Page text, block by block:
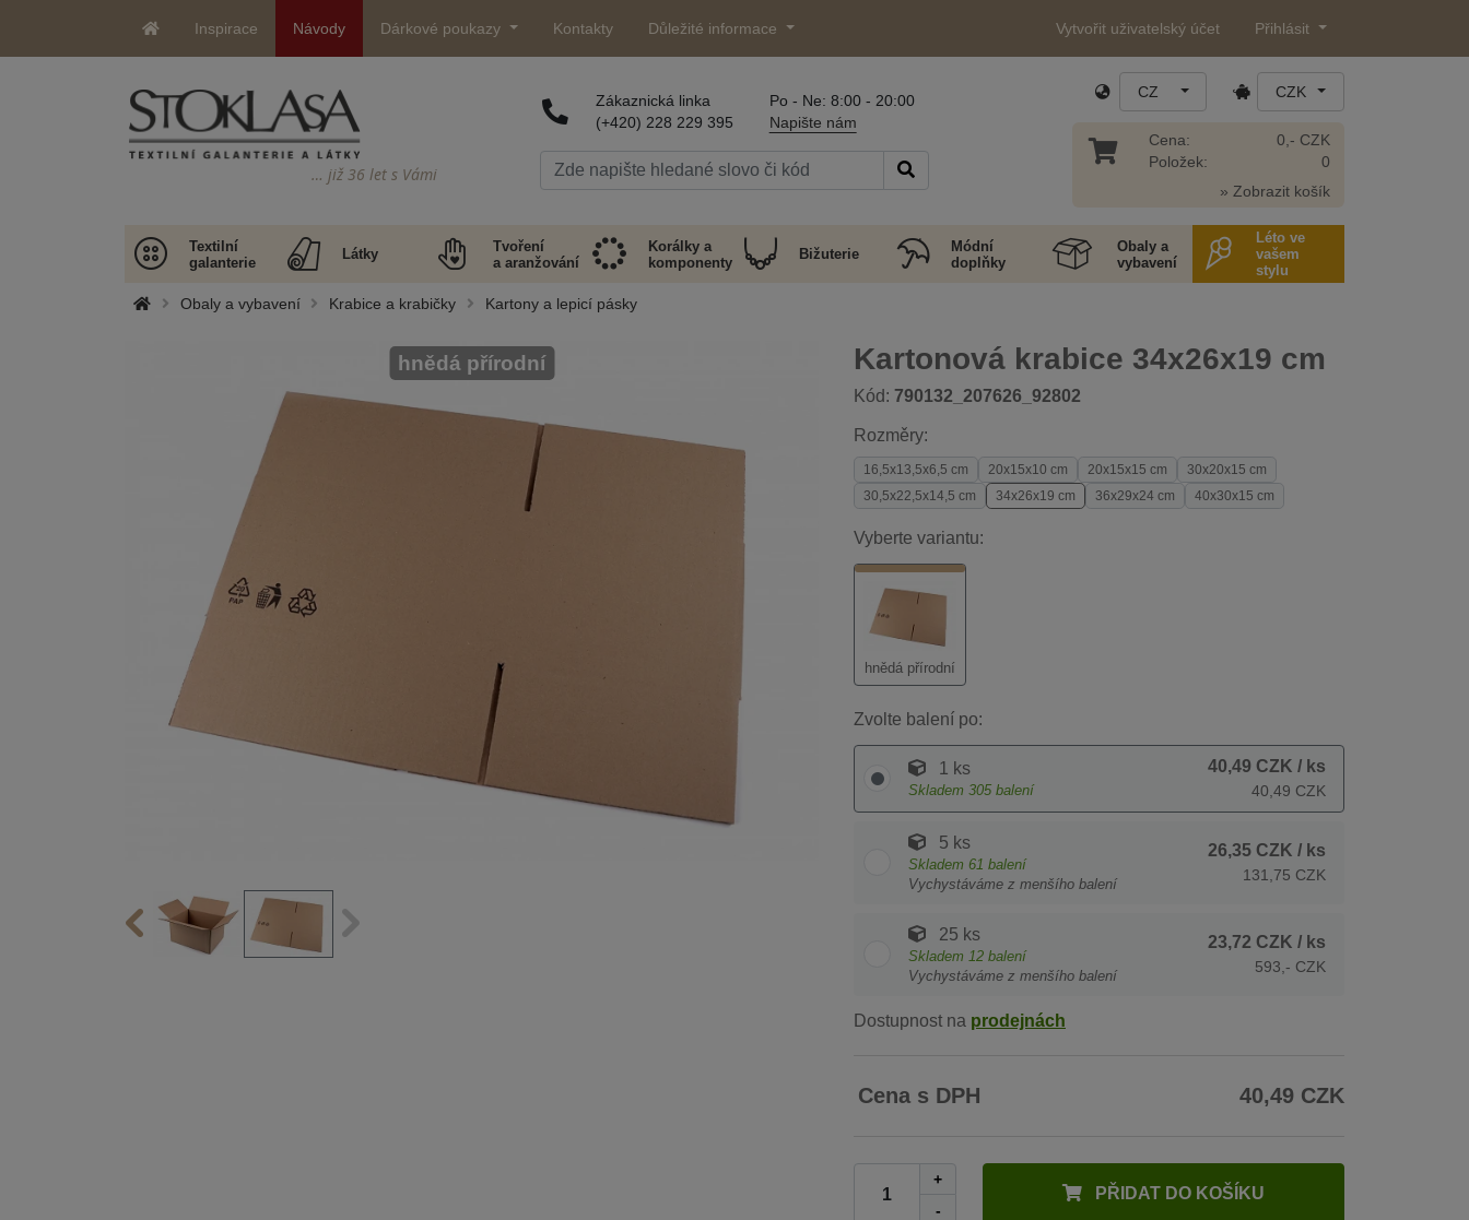
Inspirace Návody Dárkové poukazy Kontakty Důležité informace Vytvořit uživatelský účet Přihlásit
… již 36 let s Vámi
Zákaznická linka
(+420) 228 229 395
Po - Ne: 8:00 - 20:00
Napište nám
CZ CZK
Cena:
Položek:
0,- CZK
0
» Zobrazit košík
Textilní
galanterie
Látky
Tvoření
a aranžování
Korálky a
komponenty
Bižuterie
Módní
doplňky
Obaly a
vybavení
Léto ve
vašem
stylu
Obaly a vybavení Krabice a krabičky Kartony a lepicí pásky
Kartonová krabice 34x26x19 cm
Kód: 790132_207626_92802
hnědá přírodní
Rozměry:
16,5x13,5x6,5 cm 20x15x10 cm 20x15x15 cm
30x20x15 cm
30,5x22,5x14,5 cm
34x26x19 cm 36x29x24 cm 40x30x15 cm
Vyberte variantu:
hnědá přírodní
Zvolte balení po:
1 ks
Skladem 305 balení
40,49 CZK / ks
40,49 CZK
5 ks
Skladem 61 balení
Vychystáváme z menšího balení
26,35 CZK / ks
131,75 CZK
25 ks
Skladem 12 balení
Vychystáváme z menšího balení
23,72 CZK / ks
593,- CZK
Dostupnost na prodejnách
Cena s DPH 40,49 CZK
+
-
PŘIDAT DO KOŠÍKU